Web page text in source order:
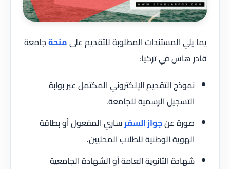
يما يلي المستندات المطلوبة للتقديم علىمنحةجامعة
قادر هاس في تركيا:
نموذج التقديم الإلكتروني المكتمل عبر بوابة
التسجيل الرسمية للجامعة.
صورة عنجواز السفرساري المفعول أو بطاقة
الهوية الوطنية للطلاب المحليين.
شهادة الثانوية العامة أو الشهادة الجامعية